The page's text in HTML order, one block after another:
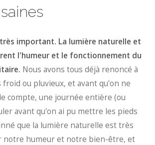
très important. La lumière naturelle et
l'humeur et le fonctionnement du
Nous avons tous déjà renoncé à
ou pluvieux, et avant qu'on ne
compte, une journée entière (ou
avant qu'on ai pu mettre les pieds
que la lumière naturelle est très
notre humeur et notre bien-être, et